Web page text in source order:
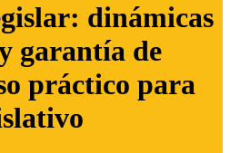
dinámicas
garantía de
práctico para